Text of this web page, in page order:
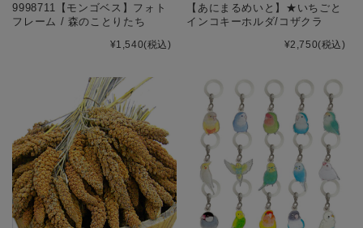
9998711【モンゴベス】フォト
フレーム / 森のことりたち
¥1,540(税込)
【あにまるめいと】★いちごと
インコキーホルダ/コザクラ
¥2,750(税込)